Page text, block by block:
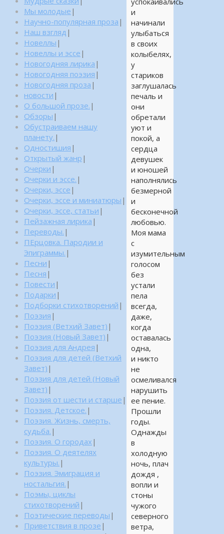
и
начинали
улыбаться
в своих
колыбелях,
у
стариков
заглушалась
печаль и
они
обретали
уют и
покой, а
сердца
девушек
и юношей
наполнялись
безмерной
и
бесконечной
любовью.
Моя мама
с
изумительным
голосом
без
устали
пела
всегда,
даже,
когда
оставалась
одна,
и никто
не
осмеливался
нарушить
ее пение.
Прошли
годы.
Однажды
в
холодную
ночь, плач
дождя ,
вопли и
стоны
чужого
северного
ветра,
Мы молодые |
Научно-популярная проза |
Наш взгляд |
Новеллы |
Новеллы и эссе |
Новогодняя лирика |
Новогодняя поэзия |
Новогодняя проза |
новости |
О большой прозе. |
Обзоры |
Обустраиваем нашу
планету. |
Одностишия |
Открытый жанр |
Очерки |
Очерки и эссе. |
Очерки, эссе |
Очерки, эссе и миниатюры |
Очерки, эссе, статьи |
Пейзажная лирика |
Переводы. |
ПЕрцовка. Пародии и
Эпиграммы. |
Песни |
Песня |
Повести |
Подарки |
Подборки стихотворений |
Поэзия |
Поэзия (Ветхий Завет) |
Поэзия (Новый Завет) |
Поэзия для Андрея |
Поэзия для детей (Ветхий
Завет) |
Поэзия для детей (Новый
Завет) |
Поэзия от шести и старше |
Поэзия. Детское. |
Поэзия. Жизнь, смерть,
судьба. |
Поэзия. О городах |
Поэзия. О деятелях
культуры. |
Поэзия. Эмиграция и
ностальгия. |
Поэмы, циклы
стихотворений |
Поэтические переводы |
Приветствия в прозе |